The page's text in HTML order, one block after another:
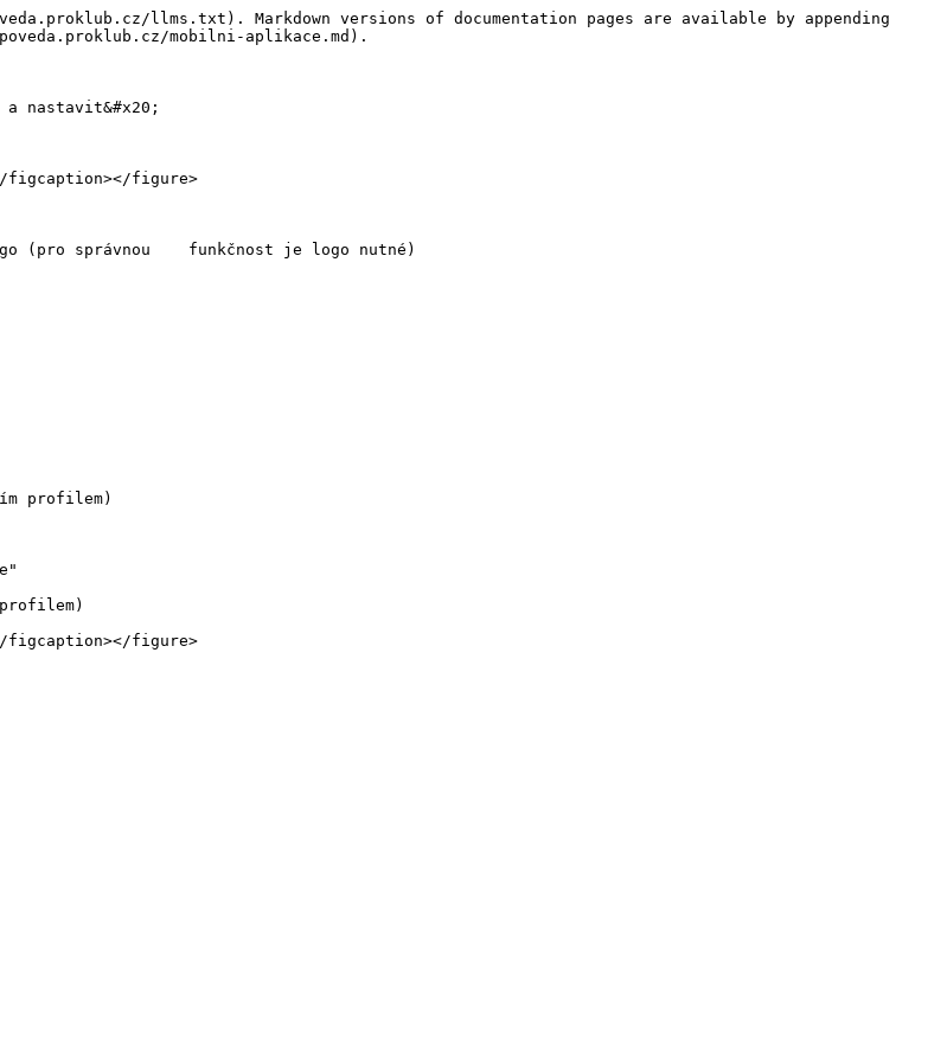
llms.txt). Markdown versions of documentation pages are available by appending
mobilni-aplikace.md).
nastavit&#x20;
figcaption></figure>
(pro správnou    funkčnost je logo nutné)
profilem)